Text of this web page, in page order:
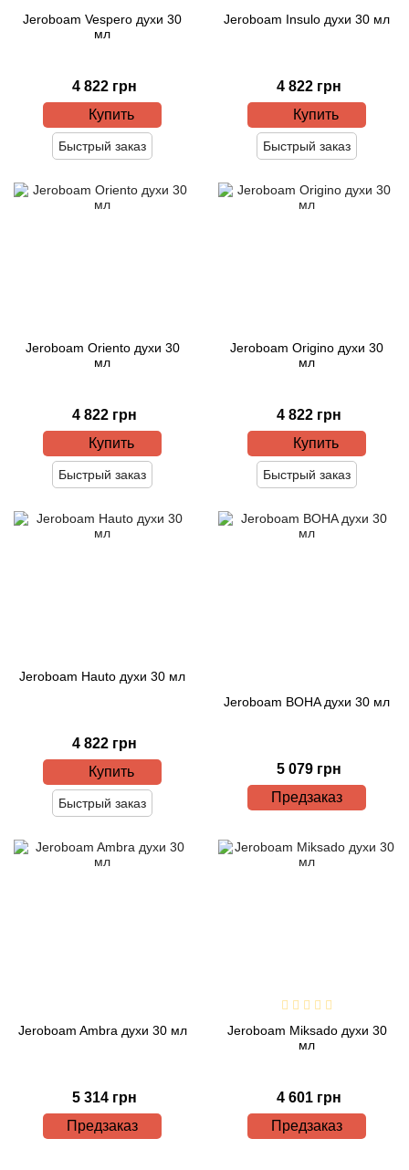
Jeroboam Vespero духи 30
мл
4 822 грн
Купить
Быстрый заказ
Jeroboam Insulo духи 30 мл
4 822 грн
Купить
Быстрый заказ
Jeroboam Oriento духи 30
мл
4 822 грн
Купить
Быстрый заказ
Jeroboam Origino духи 30
мл
4 822 грн
Купить
Быстрый заказ
Jeroboam Hauto духи 30 мл
4 822 грн
Купить
Быстрый заказ
Jeroboam BOHA духи 30 мл
5 079 грн
Предзаказ
Jeroboam Ambra духи 30 мл
5 314 грн
Предзаказ
Jeroboam Miksado духи 30
мл
4 601 грн
Предзаказ
Acqua di Parma
Acqua di Sardegna
Adidas
Aedes de Venustas
Agatha Ruiz de la Prada
Agent Provocateur
Agonist
Al Jazeera
Alexander McQueen
Alexandre Barthet
Alexandre J
Amouage
Amouroud